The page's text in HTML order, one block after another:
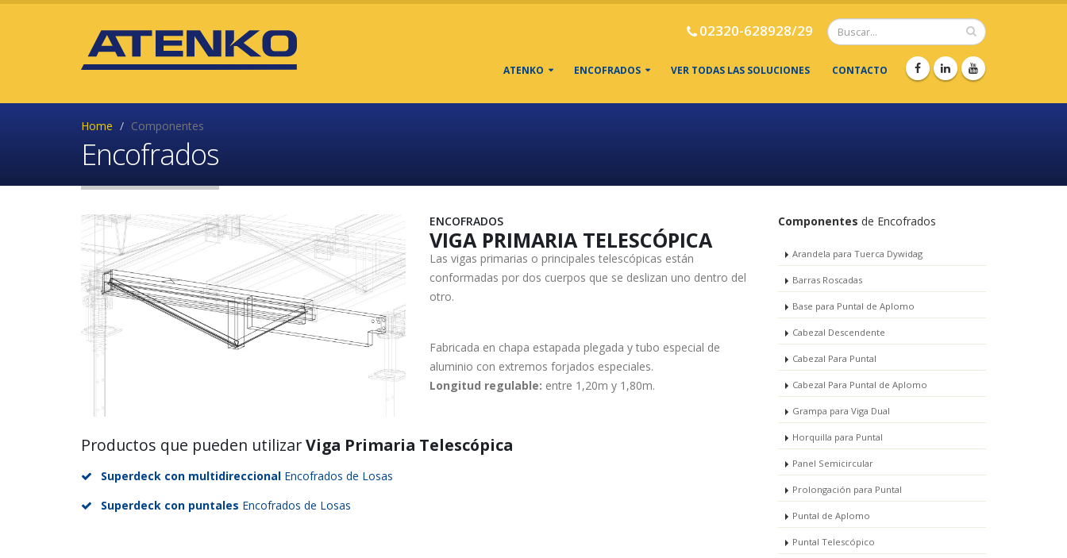
02320-628928/29
ATENKO ENCOFRADOS VER TODAS LAS SOLUCIONES CONTACTO
Home Componentes
Encofrados
ENCOFRADOS
VIGA PRIMARIA TELESCÓPICA
Las vigas primarias o principales telescópicas están
conformadas por dos cuerpos que se deslizan uno dentro del
otro.
Fabricada en chapa estapada plegada y tubo especial de
aluminio con extremos forjados especiales.
Longitud regulable: entre 1,20m y 1,80m.
Productos que pueden utilizarViga Primaria Telescópica
Superdeck con multidireccional Encofrados de Losas
Superdeck con puntales Encofrados de Losas
Componentes de Encofrados
Arandela para Tuerca Dywidag
Barras Roscadas
Base para Puntal de Aplomo
Cabezal Descendente
Cabezal Para Puntal
Cabezal Para Puntal de Aplomo
Grampa para Viga Dual
Horquilla para Puntal
Panel Semicircular
Prolongación para Puntal
Puntal de Aplomo
Puntal Telescópico